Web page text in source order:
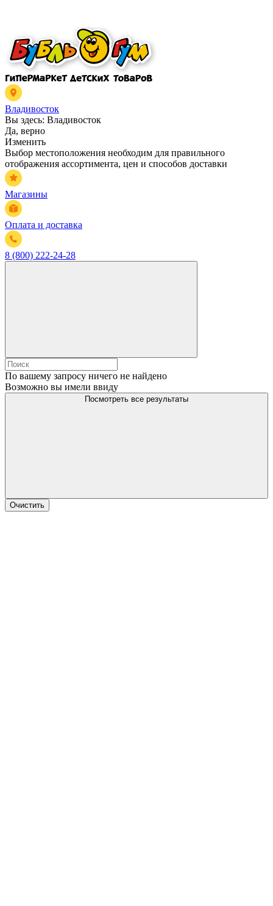
Владивосток
Вы здесь: Владивосток
Да, верно
Изменить
Выбор местоположения необходим для правильного
отображения ассортимента, цен и способов доставки
Магазины
Оплата и доставка
8 (800) 222-24-28
По вашему запросу ничего не найдено
Возможно вы имели ввиду
Посмотреть все результаты
Очистить